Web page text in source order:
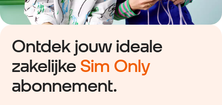
Ontdek jouw ideale
zakelijke Sim Only
abonnement.